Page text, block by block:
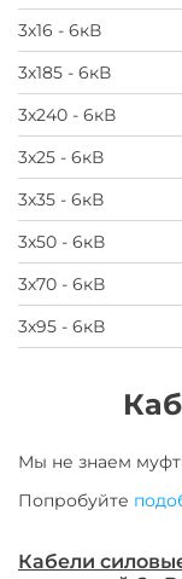
3х16 - 6кВ
3х185 - 6кВ
3х240 - 6кВ
3х25 - 6кВ
3х35 - 6кВ
3х50 - 6кВ
3х70 - 6кВ
3х95 - 6кВ
Мы не знаем
Попробуйте
Кабели